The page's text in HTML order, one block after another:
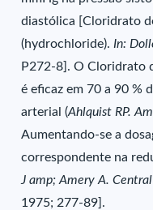
diastólica [Cloridrato
(hydrochloride). In:
P272-8]. O Cloridrato
é eficaz em 70 a 90 %
arterial (Ahlquist RP.
Aumentando-se a
correspondente na
J amp; Amery A.
1975; 277-89].